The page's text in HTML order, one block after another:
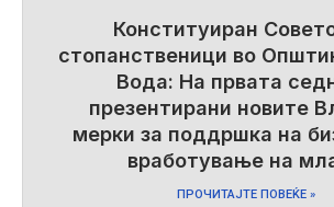
Конституиран
стопанственици во
Вода: На првата
презентирани новите
мерки за поддршка на
вработување на
ПРОЧИТАЈТЕ ПОВЕЌЕ »